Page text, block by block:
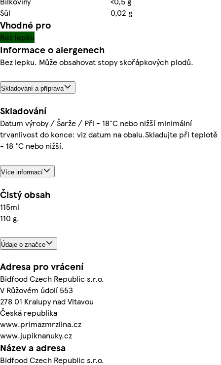
Sůl
0,02 g
Vhodné pro
Bez lepku
Informace o alergenech
Bez lepku. Může obsahovat stopy skořápkových plodů.
Skladování a příprava
Skladování
Datum výroby / Šarže / Při - 18°C nebo nižší minimální
trvanlivost do konce: viz datum na obalu.Skladujte při teplotě
- 18 °C nebo nižší.
Více informací
Čistý obsah
115ml
110 g.
Údaje o značce
Adresa pro vrácení
Bidfood Czech Republic s.r.o.
V Růžovém údolí 553
278 01 Kralupy nad Vltavou
Česká republika
www.primazmrzlina.cz
www.jupiknanuky.cz
Název a adresa
Bidfood Czech Republic s.r.o.